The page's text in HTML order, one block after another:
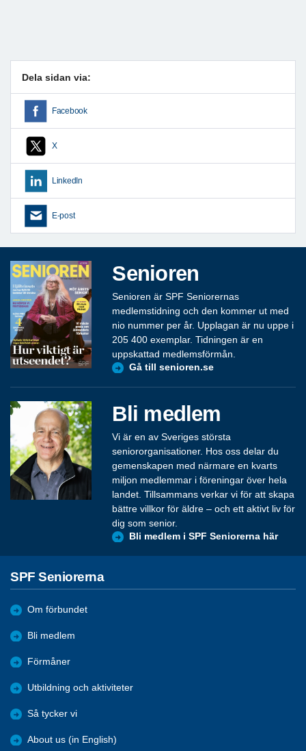
Dela sidan via:
Facebook
X
LinkedIn
E-post
Senioren
Senioren är SPF Seniorernas
medlemstidning och den kommer ut med
nio nummer per år. Upplagan är nu uppe i
205 400 exemplar. Tidningen är en
uppskattad medlemsförmån.
Gå till senioren.se
Bli medlem
Vi är en av Sveriges största
seniororganisationer. Hos oss delar du
gemenskapen med närmare en kvarts
miljon medlemmar i föreningar över hela
landet. Tillsammans verkar vi för att skapa
bättre villkor för äldre – och ett aktivt liv för
dig som senior.
Bli medlem i SPF Seniorerna här
SPF Seniorerna
Om förbundet
Bli medlem
Förmåner
Utbildning och aktiviteter
Så tycker vi
About us (in English)